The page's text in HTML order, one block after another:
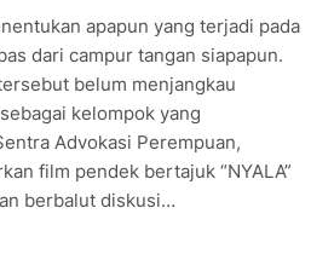
apapun yang terjadi pada
dari campur tangan siapapun.
belum menjangkau
kelompok yang
Advokasi Perempuan,
film pendek bertajuk “NYALA”
berbalut diskusi…